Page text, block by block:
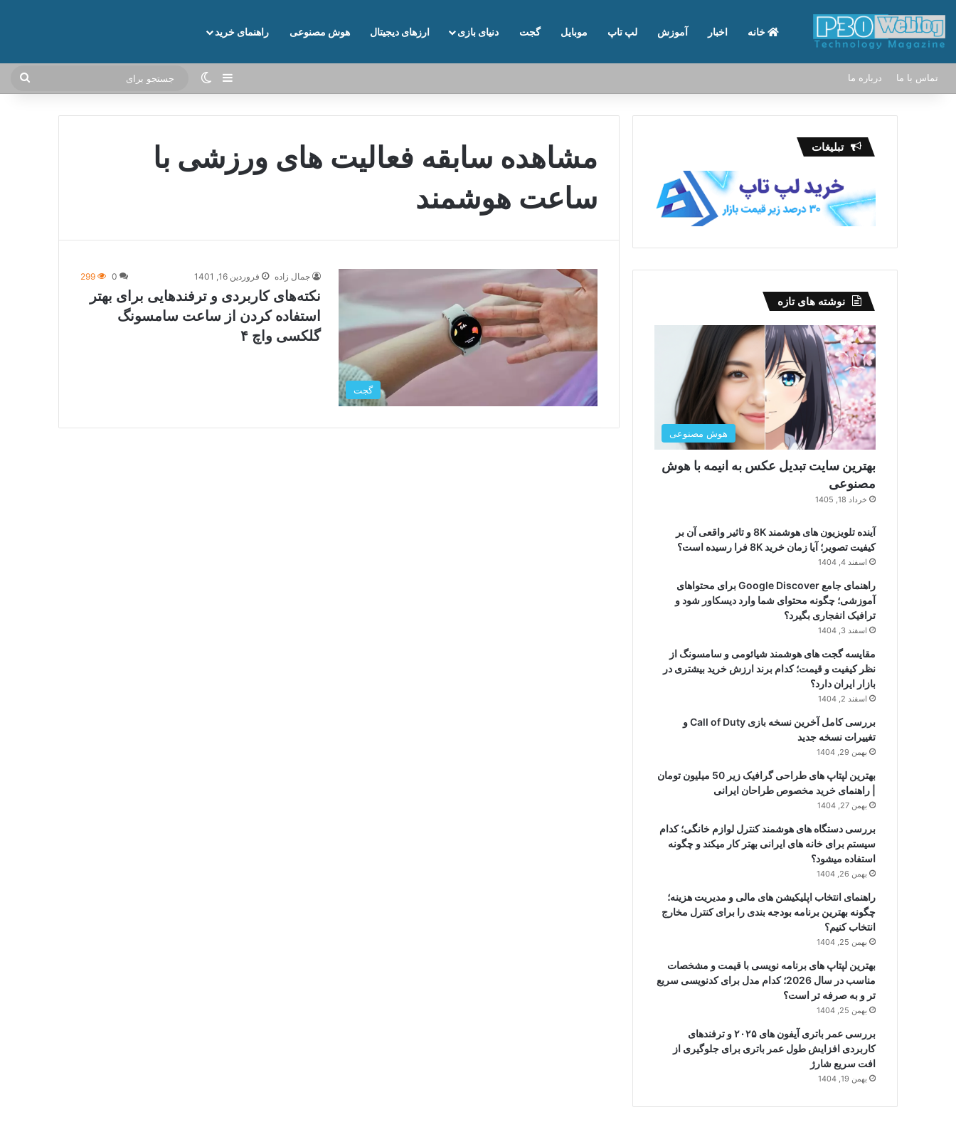
خانه اخبار آموزش لپ تاپ موبایل گجت دنیای بازی ارزهای دیجیتال هوش مصنوعی راهنمای خرید
تماس با ما درباره ما نوارکناریتغییر پوسته
مشاهده سابقه فعالیت های ورزشی با
ساعت هوشمند
گجت
جمال زاده فروردین 16, 1401 0
299
نکته‌های کاربردی و ترفندهایی برای بهتر
استفاده کردن از ساعت سامسونگ
گلکسی واچ ۴
تبلیغات
نوشته های تازه
هوش مصنوعی
بهترین سایت تبدیل عکس به انیمه با هوش
مصنوعی
خرداد 18, 1405
آینده تلویزیون های هوشمند 8K و تاثیر واقعی آن بر
کیفیت تصویر؛ آیا زمان خرید 8K فرا رسیده است؟
اسفند 4, 1404
راهنمای جامع Google Discover برای محتواهای
آموزشی؛ چگونه محتوای شما وارد دیسکاور شود و
ترافیک انفجاری بگیرد؟
اسفند 3, 1404
مقایسه گجت های هوشمند شیائومی و سامسونگ از
نظر کیفیت و قیمت؛ کدام برند ارزش خرید بیشتری در
بازار ایران دارد؟
اسفند 2, 1404
بررسی کامل آخرین نسخه بازی Call of Duty و
تغییرات نسخه جدید
بهمن 29, 1404
بهترین لپتاپ های طراحی گرافیک زیر 50 میلیون تومان
| راهنمای خرید مخصوص طراحان ایرانی
بهمن 27, 1404
بررسی دستگاه های هوشمند کنترل لوازم خانگی؛ کدام
سیستم برای خانه های ایرانی بهتر کار میکند و چگونه
استفاده میشود؟
بهمن 26, 1404
راهنمای انتخاب اپلیکیشن های مالی و مدیریت هزینه؛
چگونه بهترین برنامه بودجه بندی را برای کنترل مخارج
انتخاب کنیم؟
بهمن 25, 1404
بهترین لپتاپ های برنامه نویسی با قیمت و مشخصات
مناسب در سال 2026؛ کدام مدل برای کدنویسی سریع
تر و به صرفه تر است؟
بهمن 25, 1404
بررسی عمر باتری آیفون های ۲۰۲۵ و ترفندهای
کاربردی افزایش طول عمر باتری برای جلوگیری از
افت سریع شارژ
بهمن 19, 1404